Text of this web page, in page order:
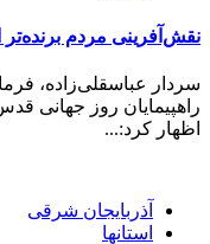
نقش‌آفرینی مردم
سردار عباسقلی‌زاده،
راهپیمایان روز جهانی
اظهار کرد:...
آذربایجان شرقی
استانها